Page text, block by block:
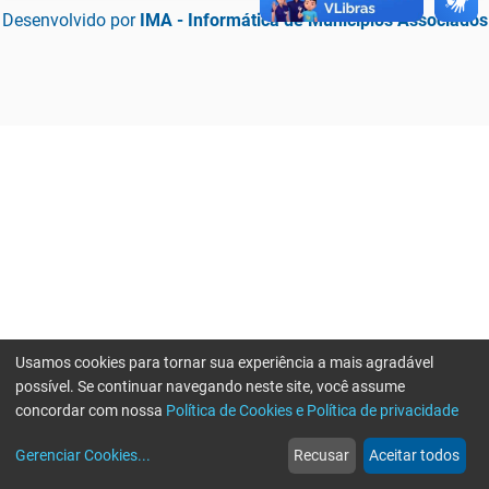
Desenvolvido por IMA - Informática de Municípios Associados
web
Notícias
more_horiz
Mais
Usamos cookies para tornar sua experiência a mais agradável
possível. Se continuar navegando neste site, você assume
concordar com nossa Política de Cookies e Política de privacidade
Gerenciar Cookies... Recusar Aceitar todos
Erro ao enviar informações, por favor tente novamente